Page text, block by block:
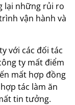
lại những rủi ro
vận hành và
với các đối tác
ty mất điểm
mất hợp đồng
tác làm ăn
tin tưởng.